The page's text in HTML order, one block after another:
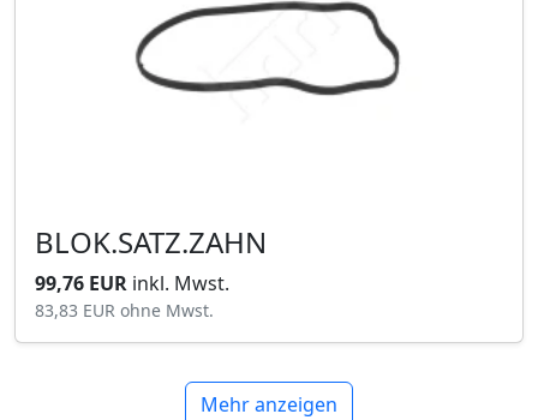
BLOK.SATZ.ZAHN
99,76 EUR inkl. Mwst.
83,83 EUR ohne Mwst.
Mehr anzeigen